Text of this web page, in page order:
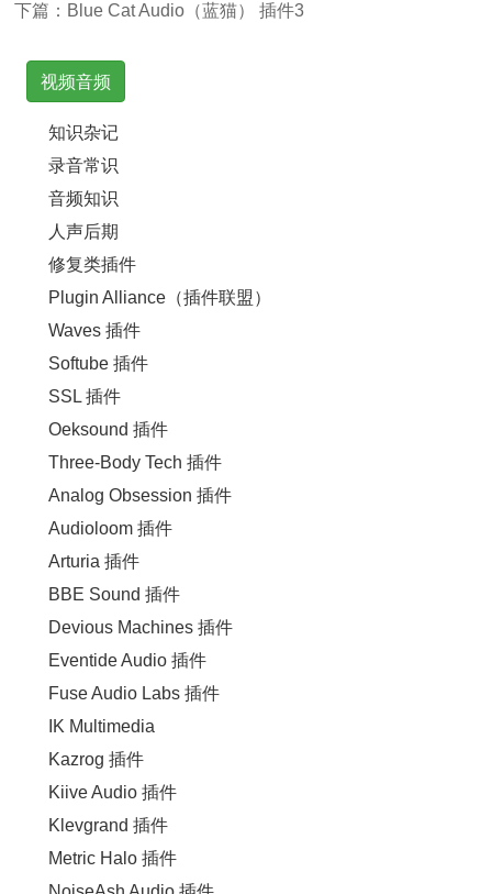
下篇： Blue Cat Audio（蓝猫） 插件3
视频音频
知识杂记
录音常识
音频知识
人声后期
修复类插件
Plugin Alliance（插件联盟）
Waves 插件
Softube 插件
SSL 插件
Oeksound 插件
Three-Body Tech 插件
Analog Obsession 插件
Audioloom 插件
Arturia 插件
BBE Sound 插件
Devious Machines 插件
Eventide Audio 插件
Fuse Audio Labs 插件
IK Multimedia
Kazrog 插件
Kiive Audio 插件
Klevgrand 插件
Metric Halo 插件